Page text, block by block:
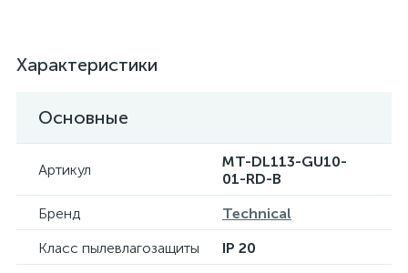
Характеристики
Основные
Артикул
MT-DL113-GU10-
01-RD-B
Бренд
Technical
Класс пылевлагозащиты
IP 20